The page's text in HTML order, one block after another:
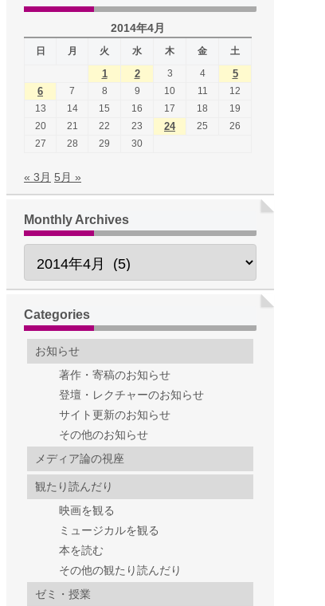
2014年4月
日 月 火 水 木 金 土
1 2 3 4
5
6
7 8 9 10 11
12
13
14 15 16 17 18
19
20
21 22 23 24 25
26
27
28 29 30
« 3月 5月 »
Monthly Archives
Categories
お知らせ
著作・寄稿のお知らせ
登壇・レクチャーのお知らせ
サイト更新のお知らせ
その他のお知らせ
メディア論の視座
観たり読んだり
映画を観る
ミュージカルを観る
本を読む
その他の観たり読んだり
ゼミ・授業